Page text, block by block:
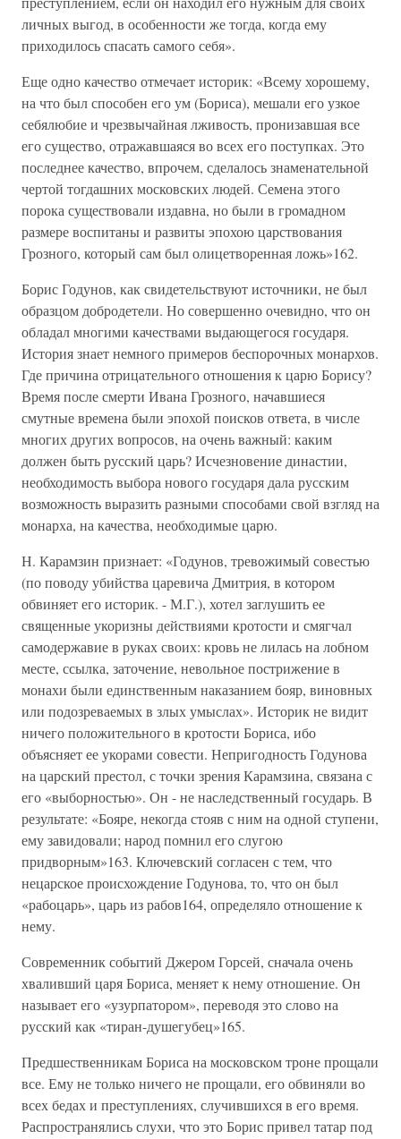
личных выгод, в особенности же тогда, когда ему
приходилось спасать самого себя».
Еще одно качество отмечает историк: «Всему хорошему,
на что был способен его ум (Бориса), мешали его узкое
себялюбие и чрезвычайная лживость, пронизавшая все
его существо, отражавшаяся во всех его поступках. Это
последнее качество, впрочем, сделалось знаменательной
чертой тогдашних московских людей. Семена этого
порока существовали издавна, но были в громадном
размере воспитаны и развиты эпохою царствования
Грозного, который сам был олицетворенная ложь»162.
Борис Годунов, как свидетельствуют источники, не был
образцом добродетели. Но совершенно очевидно, что он
обладал многими качествами выдающегося государя.
История знает немного примеров беспорочных монархов.
Где причина отрицательного отношения к царю Борису?
Время после смерти Ивана Грозного, начавшиеся
смутные времена были эпохой поисков ответа, в числе
многих других вопросов, на очень важный: каким
должен быть русский царь? Исчезновение династии,
необходимость выбора нового государя дала русским
возможность выразить разными способами свой взгляд на
монарха, на качества, необходимые царю.
Н. Карамзин признает: «Годунов, тревожимый совестью
(по поводу убийства царевича Дмитрия, в котором
обвиняет его историк. - М.Г.), хотел заглушить ее
священные укоризны действиями кротости и смягчал
самодержавие в руках своих: кровь не лилась на лобном
месте, ссылка, заточение, невольное пострижение в
монахи были единственным наказанием бояр, виновных
или подозреваемых в злых умыслах». Историк не видит
ничего положительного в кротости Бориса, ибо
объясняет ее укорами совести. Непригодность Годунова
на царский престол, с точки зрения Карамзина, связана с
его «выборностью». Он - не наследственный государь. В
результате: «Бояре, некогда стояв с ним на одной ступени,
ему завидовали; народ помнил его слугою
придворным»163. Ключевский согласен с тем, что
нецарское происхождение Годунова, то, что он был
«рабоцарь», царь из рабов164, определяло отношение к
нему.
Современник событий Джером Горсей, сначала очень
хваливший царя Бориса, меняет к нему отношение. Он
называет его «узурпатором», переводя это слово на
русский как «тиран-душегубец»165.
Предшественникам Бориса на московском троне прощали
все. Ему не только ничего не прощали, его обвиняли во
всех бедах и преступлениях, случившихся в его время.
Распространялись слухи, что это Борис привел татар под